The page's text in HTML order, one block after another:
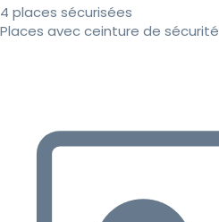
4 places sécurisées
Places avec ceinture de sécurité